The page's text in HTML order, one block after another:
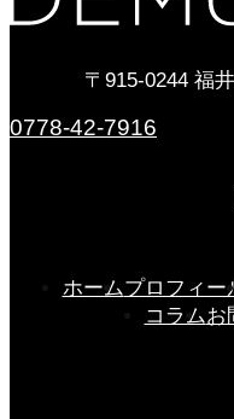
〒915-0244 福
0778-42-7916
ホームプロフィー
コラムお